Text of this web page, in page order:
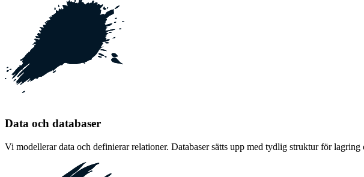
Data och databaser
Vi modellerar data och definierar relationer. Databaser sätts upp med tydlig struktur för lagring